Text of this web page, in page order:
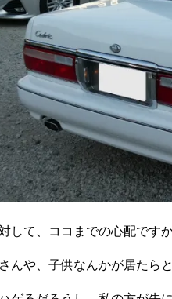
して、ココまでの心配です
んや、子供なんかが居たら